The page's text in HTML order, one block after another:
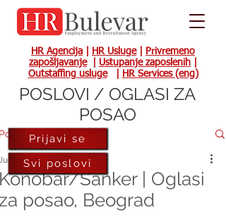
HR Agencija HR Usluge|
Privremeno
zapošljavanje| Ustupanje zaposlenih
Outstaffing usluge| HR Services (eng)
Šanker | Oglasi
posao, Beograd
1, 2021
Prijavi se
Svi poslovi
POSLOVI / OGLASI ZA
POSAO